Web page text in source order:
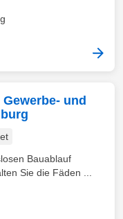
und
Bauablauf
Sie die Fäden ...